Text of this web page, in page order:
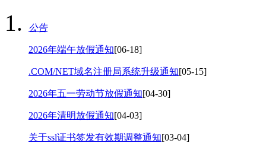
公告
2026年端午放假通知[06-18]
.COM/NET域名注册局系统升级通知[05-15]
2026年五一劳动节放假通知[04-30]
2026年清明放假通知[04-03]
关于ssl证书签发有效期调整通知[03-04]